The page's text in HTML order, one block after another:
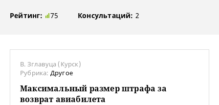
Рейтинг: 75 Консультаций: 2
В. Зглавуца (Курск)
Рубрика: Другое
Максимальный размер штрафа за
возврат авиабилета